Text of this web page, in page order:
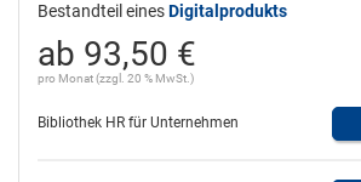
Bestandteil einesDigitalprodukts
ab 93,50 €
pro Monat (zzgl. 20 % MwSt.)
Bibliothek HR für Unternehmen